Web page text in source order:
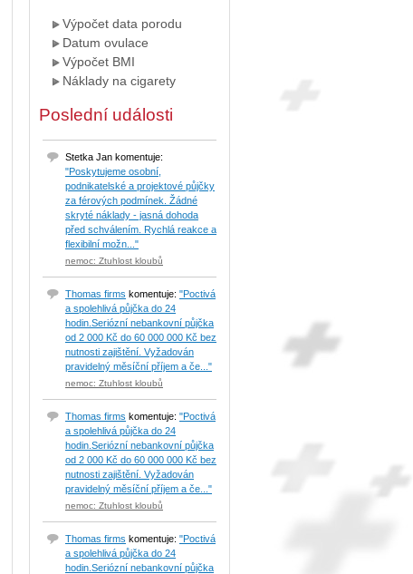
Výpočet data porodu
Datum ovulace
Výpočet BMI
Náklady na cigarety
Poslední události
Stetka Jan komentuje:
"Poskytujeme osobní,
podnikatelské a projektové půjčky
za férových podmínek. Žádné
skryté náklady - jasná dohoda
před schválením. Rychlá reakce a
flexibilní možn..."
nemoc: Ztuhlost kloubů
Thomas firms komentuje: "Poctivá
a spolehlivá půjčka do 24
hodin.Seriózní nebankovní půjčka
od 2 000 Kč do 60 000 000 Kč bez
nutnosti zajištění. Vyžadován
pravidelný měsíční příjem a če..."
nemoc: Ztuhlost kloubů
Thomas firms komentuje: "Poctivá
a spolehlivá půjčka do 24
hodin.Seriózní nebankovní půjčka
od 2 000 Kč do 60 000 000 Kč bez
nutnosti zajištění. Vyžadován
pravidelný měsíční příjem a če..."
nemoc: Ztuhlost kloubů
Thomas firms komentuje: "Poctivá
a spolehlivá půjčka do 24
hodin.Seriózní nebankovní půjčka